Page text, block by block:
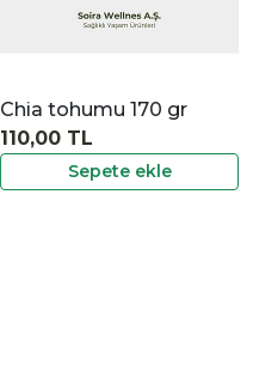
Chia tohumu 170 gr
Sepete ekle
110,00 TL